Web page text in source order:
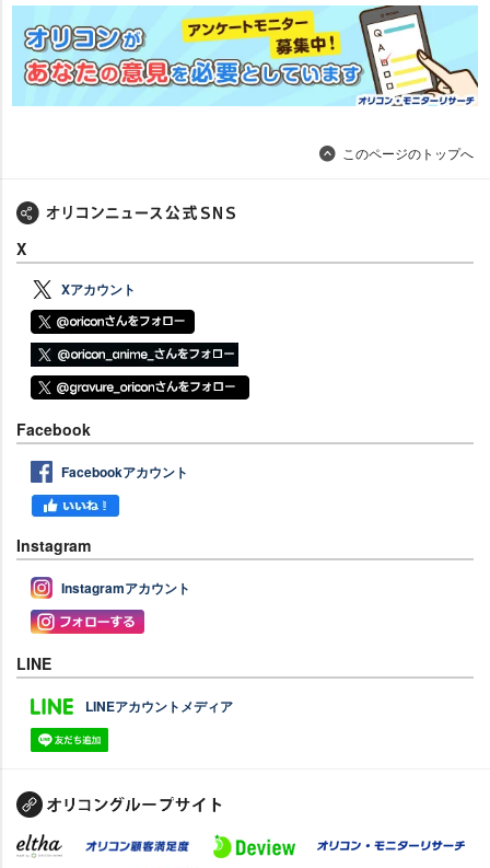
このページのトップへ
X
Xアカウント
Facebook
Facebookアカウント
Instagram
Instagramアカウント
LINE
LINEアカウントメディア